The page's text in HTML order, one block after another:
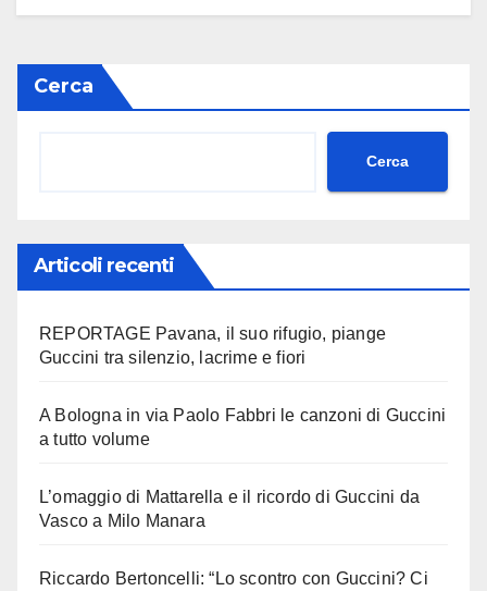
Cerca
Cerca
Articoli recenti
REPORTAGE Pavana, il suo rifugio, piange
Guccini tra silenzio, lacrime e fiori
A Bologna in via Paolo Fabbri le canzoni di Guccini
a tutto volume
L’omaggio di Mattarella e il ricordo di Guccini da
Vasco a Milo Manara
Riccardo Bertoncelli: “Lo scontro con Guccini? Ci